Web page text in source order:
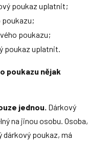
poukaz uplatnit;
poukazu;
poukaz uplatnit.
poukazu nějak
jednou. Dárkový
na jinou osobu. Osoba,
dárkový poukaz, má